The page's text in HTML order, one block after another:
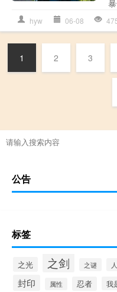
hyw 06-08
1 2 3
公告
标签
之光 之剑 之谜
封印 属性 忍者 我